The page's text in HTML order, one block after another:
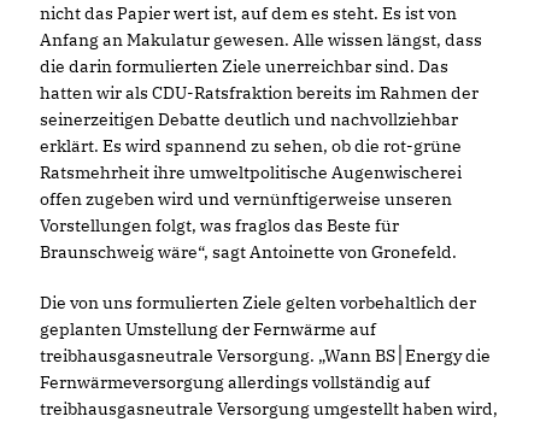
nicht das Papier wert ist, auf dem es steht. Es ist von
Anfang an Makulatur gewesen. Alle wissen längst, dass
die darin formulierten Ziele unerreichbar sind. Das
hatten wir als CDU-Ratsfraktion bereits im Rahmen der
seinerzeitigen Debatte deutlich und nachvollziehbar
erklärt. Es wird spannend zu sehen, ob die rot-grüne
Ratsmehrheit ihre umweltpolitische Augenwischerei
offen zugeben wird und vernünftigerweise unseren
Vorstellungen folgt, was fraglos das Beste für
Braunschweig wäre“, sagt Antoinette von Gronefeld.
Die von uns formulierten Ziele gelten vorbehaltlich der
geplanten Umstellung der Fernwärme auf
treibhausgasneutrale Versorgung. „Wann BS׀Energy die
Fernwärmeversorgung allerdings vollständig auf
treibhausgasneutrale Versorgung umgestellt haben wird,